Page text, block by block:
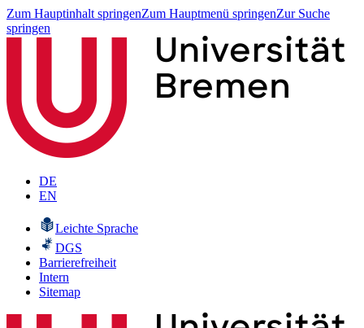
Zum Hauptinhalt springenZum Hauptmenü springenZur Suche
springen
DE
EN
Leichte Sprache
DGS
Barrierefreiheit
Intern
Sitemap